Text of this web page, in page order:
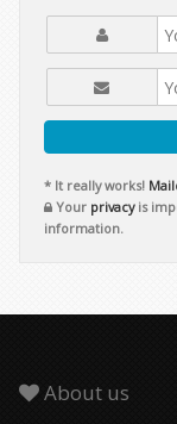
* It really works!
Your privacyis
information.
About us